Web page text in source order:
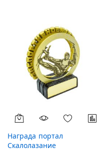
Награда портал
Скалолазание